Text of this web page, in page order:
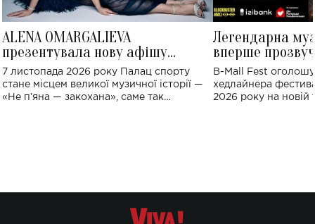
ALENA OMARGALIEVA
презентувала нову афішу
великого концерту в Палаці
спорту
7 листопада 2026 року Палац спорту
стане місцем великої музичної історії —
«Не пʼяна — закохана», саме так
Легендарна
вперше
Україні: де
B-Mall Fest
хедлайнера
2026 року на новій